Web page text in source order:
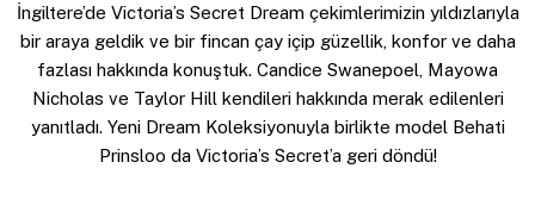
İngiltere’de Victoria’s Secret Dream çekimlerimizin yıldızlarıyla
bir araya geldik ve bir fincan çay içip güzellik, konfor ve daha
fazlası hakkında konuştuk. Candice Swanepoel, Mayowa
Nicholas ve Taylor Hill kendileri hakkında merak edilenleri
yanıtladı. Yeni Dream Koleksiyonuyla birlikte model Behati
Prinsloo da Victoria’s Secret’a geri döndü!